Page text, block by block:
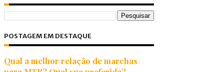
POSTAGEM EM DESTAQUE
Qual a melhor relação de marchas